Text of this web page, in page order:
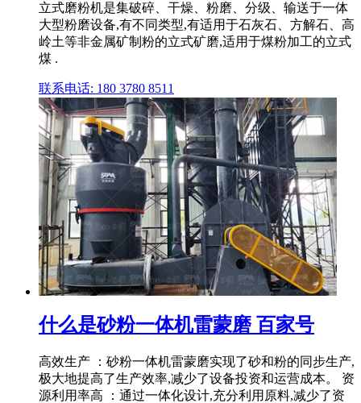
立式磨粉机是集破碎、干燥、粉磨、分级、输送于一体
大型粉磨设备,有不同类型,有适用于石灰石、方解石、高
岭土等非金属矿制粉的立式矿磨,适用于煤粉加工的立式
煤 .
联系电话: 180 3780 8511
什么是砂粉一体机雷蒙磨 百家号
高效生产 ：砂粉一体机雷蒙磨实现了砂和粉的同步生产,
极大地提高了生产效率,减少了设备投资和运营成本。 资
源利用率高 ：通过一体化设计,充分利用原料,减少了资